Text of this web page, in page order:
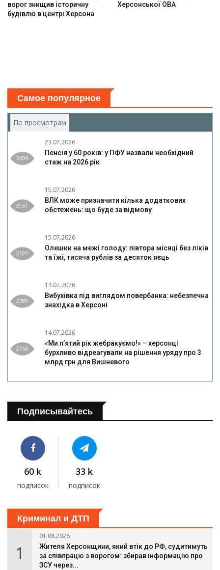
ворог знищив історичну
будівлю в центрі Херсона
Херсонської ОВА
Самое популярное
По просмотрам
3604
23.07.2026
Пенсія у 60 років: у ПФУ назвали необхідний
стаж на 2026 рік
3151
15.07.2026
ВЛК може призначити кілька додаткових
обстежень: що буде за відмову
3103
15.07.2026
Олешки на межі голоду: півтора місяці без ліків
та їжі, тисяча рублів за десяток яєць
2789
14.07.2026
Вибухівка під виглядом повербанка: небезпечна
знахідка в Херсоні
2756
14.07.2026
«Ми п’ятий рік жебракуємо!» – херсонці
бурхливо відреагували на рішення уряду про 3
млрд грн для Вишневого
Подписывайтесь
60 k
подписок
33 k
подписок
Криминал и ДТП
1
01.08.2026
Жителя Херсонщини, який втік до РФ, судитимуть
за співпрацю з ворогом: збирав інформацію про
ЗСУ через...